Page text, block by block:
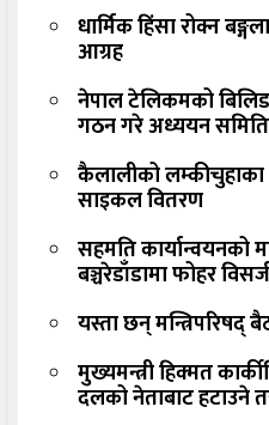
धार्मिक हिंसा रोक्न
आग्रह
नेपाल टेलिकमको बिलिङ
गठन गरे अध्ययन समिति
कैलालीको लम्कीचुहाका
साइकल वितरण
सहमति कार्यान्वयनको
बञ्चरेडाँडामा फोहर
यस्ता छन् मन्त्रिपरिषद्
मुख्यमन्त्री हिक्मत
दलको नेताबाट हटाउने